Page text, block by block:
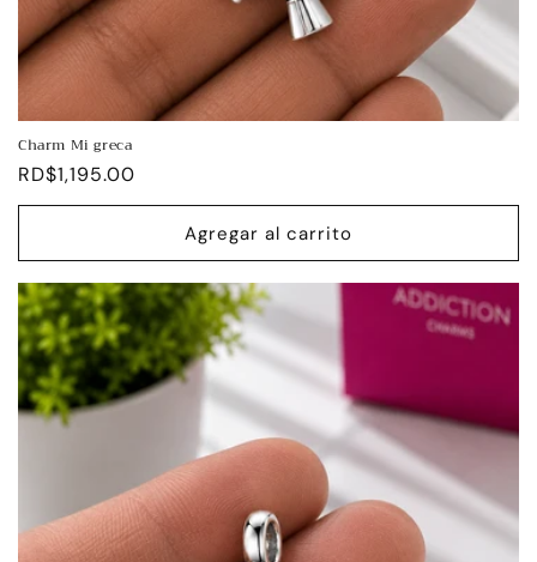
Charm Mi greca
Precio
habitual
RD$1,195.00
Agregar al carrito